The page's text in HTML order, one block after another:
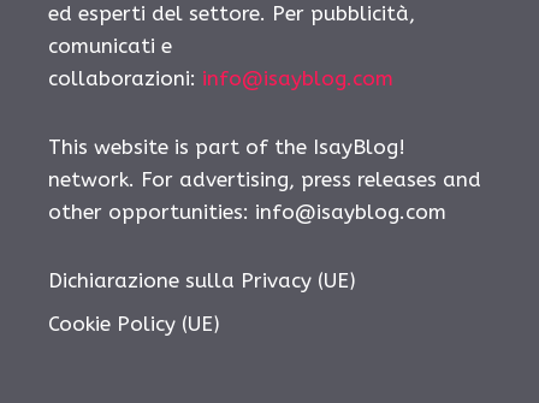
ed esperti del settore. Per pubblicità,
comunicati e
collaborazioni: info@isayblog.com
This website is part of the IsayBlog!
network. For advertising, press releases and
other opportunities: info@isayblog.com
Dichiarazione sulla Privacy (UE)
Cookie Policy (UE)